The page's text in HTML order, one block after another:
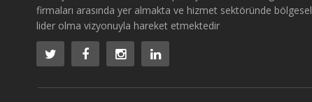
firmaları arasında yer almakta ve hizmet sektöründe bölgesel
lider olma vizyonuyla hareket etmektedir